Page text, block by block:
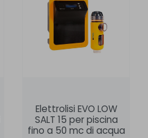
Elettrolisi EVO LOW
SALT 15 per piscina
fino a 50 mc di acqua